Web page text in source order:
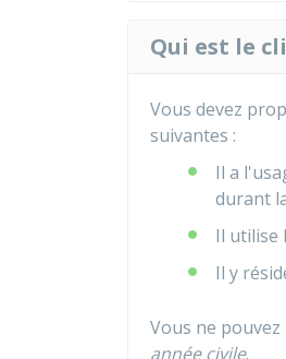
Qui est le
Vous devez
suivantes :
Il a
durant
Il utilise
Il y
Vous ne
année civile.